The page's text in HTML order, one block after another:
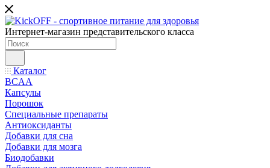
Интернет-магазин представительского класса
Каталог
BCAA
Капсулы
Порошок
Cпециальные препараты
Антиоксиданты
Добавки для сна
Добавки для мозга
Биодобавки